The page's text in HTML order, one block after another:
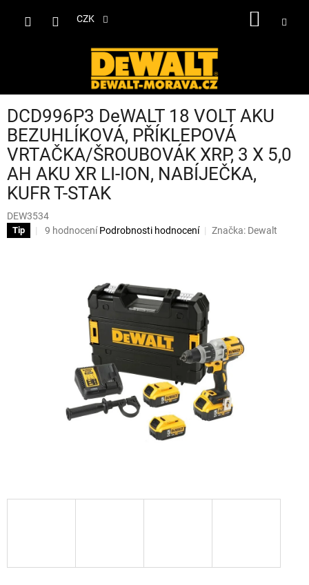
CZK
DCD996P3 DeWALT 18 VOLT AKU
BEZUHLÍKOVÁ, PŘÍKLEPOVÁ
VRTAČKA/ŠROUBOVÁK XRP, 3 X 5,0
AH AKU XR LI-ION, NABÍJEČKA,
KUFR T-STAK
DEW3534
Tip
Průměrné
hvězdiček.
9 hodnocení Podrobnosti hodnocení Značka: Dewalt